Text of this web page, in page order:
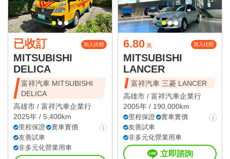
已收訂 加入比較
MITSUBISHI
DELICA
富祥汽車 MITSUBISHI
DELICA
高雄市 / 富祥汽車企業行
2025年 / 5,400km
里程保證
實車實價
友善試車
非多元化營業用車
6.80 萬 加入比較
MITSUBISHI
LANCER
富祥汽車 三菱 LANCER
高雄市 / 富祥汽車企業行
2005年 / 190,000km
里程保證
實車實價
友善試車
非多元化營業用車
立即諮詢